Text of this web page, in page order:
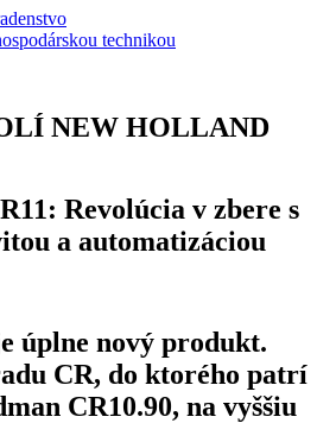
technikou
NEW HOLLAND
Revolúcia v zbere s
a automatizáciou
úplne nový produkt.
CR, do ktorého patrí
CR10.90, na vyššiu